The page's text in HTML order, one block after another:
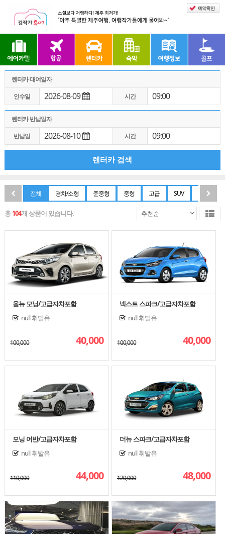
렌터카 대여일자
인수일
2026-08-09 시간 09:00
렌터카 반납일자
반납일
2026-08-10 시간 09:00
렌터카 검색
전체 경차/소형 준중형 중형 고급 SUV 승합
총104개 상품이 있습니다.
올뉴 모닝/고급자차포함
null 휘발유
100,000 40,000
넥스트 스파크/고급자차포함
null 휘발유
100,000 40,000
모닝 어반/고급자차포함
null 휘발유
110,000 44,000
더뉴 스파크/고급자차포함
null 휘발유
120,000 48,000